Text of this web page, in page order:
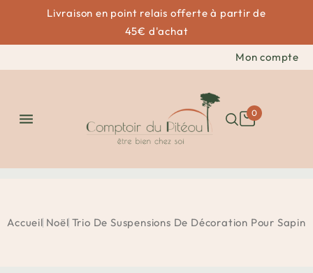
Livraison en point relais offerte à partir de
45€ d'achat
Mon compte
 0
Accueil Noël Trio De Suspensions De Décoration Pour Sapin